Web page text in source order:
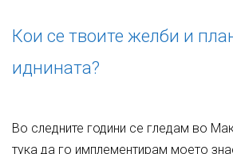
Кои се твоите желби и
иднината?
Во следните години се гледам во
тука да го имплементирам моето